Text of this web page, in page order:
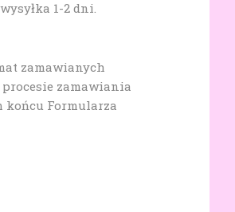
1-2 dni.
zamawianych
zamawiania
końcu Formularza